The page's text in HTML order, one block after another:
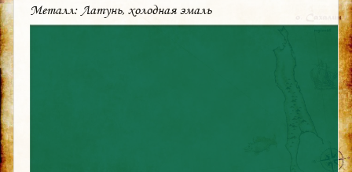
Металл: Латунь, холодная эмаль